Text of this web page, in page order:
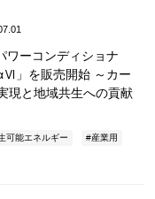
ワーコンディショナ
」を販売開始 ～カー
現と地域共生への貢献
可能エネルギー 産業用